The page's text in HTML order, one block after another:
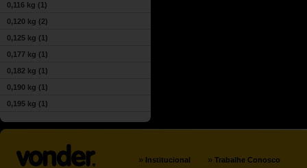
0,116 kg (1)
0,120 kg (2)
0,125 kg (1)
0,177 kg (1)
0,182 kg (1)
0,190 kg (1)
0,195 kg (1)
» Institucional » Trabalhe Conosco